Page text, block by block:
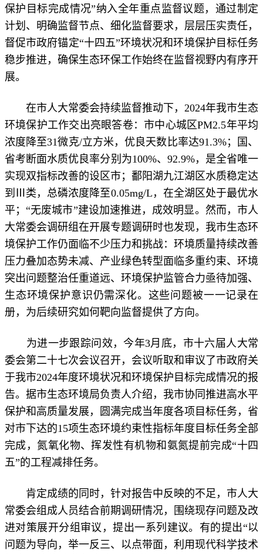
保护目标完成情况”纳入全年重点监督议题，通过制定
计划、明确监督节点、细化监督要求，层层压实责任，
督促市政府锚定“十四五”环境状况和环境保护目标任务
稳步推进，确保生态环保工作始终在监督视野内有序开
展。
在市人大常委会持续监督推动下，2024年我市生态
环境保护工作交出亮眼答卷：市中心城区PM2.5年平均
浓度降至31微克/立方米，优良天数比率达91.3%；国、
省考断面水质优良率分别为100%、92.9%，是全省唯一
实现双指标改善的设区市；鄱阳湖九江湖区水质稳定达
到Ⅲ类，总磷浓度降至0.05mg/L，在全湖区处于最优水
平；“无废城市”建设加速推进，成效明显。然而，市人
大常委会调研组在开展专题调研时也发现，我市生态环
境保护工作仍面临不少压力和挑战：环境质量持续改善
压力叠加态势未减、产业绿色转型面临多重约束、环境
突出问题整治任重道远、环境保护监管合力亟待加强、
生态环境保护意识仍需深化。这些问题被一一记录在
册，为后续研究如何靶向监督提供了方向。
为进一步跟踪问效，今年3月底，市十六届人大常
委会第二十七次会议召开，会议听取和审议了市政府关
于我市2024年度环境状况和环境保护目标完成情况的报
告。据市生态环境局负责人介绍，我市协同推进高水平
保护和高质量发展，圆满完成当年度各项目标任务，省
对市下达的15项生态环境约束性指标年度目标任务全部
完成，氮氧化物、挥发性有机物和氨氮提前完成“十四
五”的工程减排任务。
肯定成绩的同时，针对报告中反映的不足，市人大
常委会组成人员结合前期调研情况，围绕现存问题及改
进对策展开分组审议，提出一系列建议。有的提出“以
问题为导向，举一反三、以点带面，利用现代科学技术